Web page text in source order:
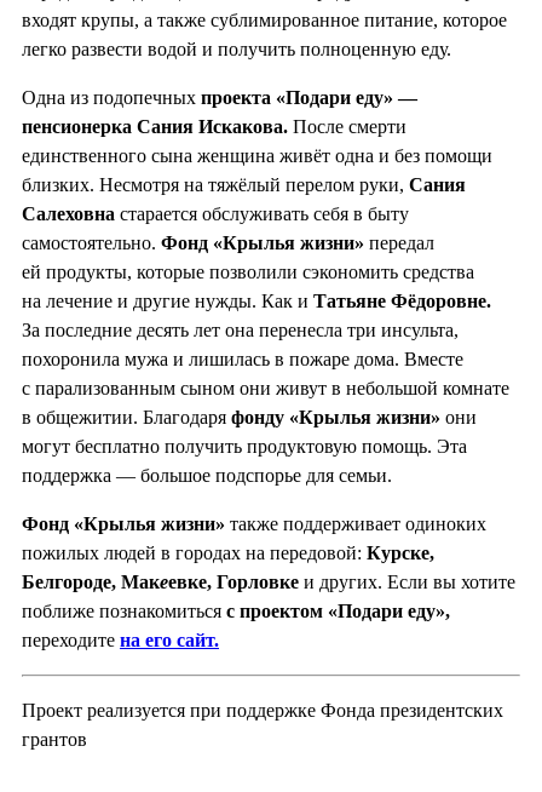
входят крупы, а также сублимированное питание, которое
легко развести водой и получить полноценную еду.
Одна из подопечных проекта «Подари еду» —
пенсионерка Сания Искакова. После смерти
единственного сына женщина живёт одна и без помощи
близких. Несмотря на тяжёлый перелом руки, Сания
Салеховна старается обслуживать себя в быту
самостоятельно. Фонд «Крылья жизни» передал
ей продукты, которые позволили сэкономить средства
на лечение и другие нужды. Как и Татьяне Фёдоровне.
За последние десять лет она перенесла три инсульта,
похоронила мужа и лишилась в пожаре дома. Вместе
с парализованным сыном они живут в небольшой комнате
в общежитии. Благодаря фонду «Крылья жизни» они
могут бесплатно получить продуктовую помощь. Эта
поддержка — большое подспорье для семьи.
Фонд «Крылья жизни» также поддерживает одиноких
пожилых людей в городах на передовой: Курске,
Белгороде, Макеевке, Горловке и других. Если вы хотите
поближе познакомиться с проектом «Подари еду»,
переходите на его сайт.
Проект реализуется при поддержке Фонда президентских
грантов